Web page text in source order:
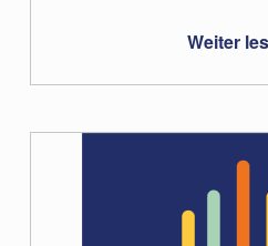
Weiter